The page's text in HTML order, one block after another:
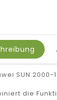
SUN
die